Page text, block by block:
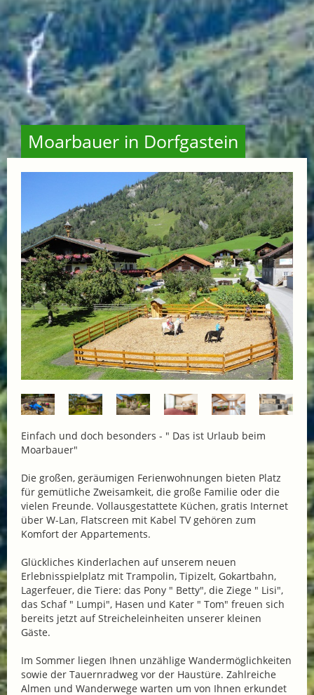
Moarbauer in Dorfgastein
Einfach und doch besonders - " Das ist Urlaub beim
Moarbauer"
Die großen, geräumigen Ferienwohnungen bieten Platz
für gemütliche Zweisamkeit, die große Familie oder die
vielen Freunde. Vollausgestattete Küchen, gratis Internet
über W-Lan, Flatscreen mit Kabel TV gehören zum
Komfort der Appartements.
Glückliches Kinderlachen auf unserem neuen
Erlebnisspielplatz mit Trampolin, Tipizelt, Gokartbahn,
Lagerfeuer, die Tiere: das Pony " Betty", die Ziege " Lisi",
das Schaf " Lumpi", Hasen und Kater " Tom" freuen sich
bereits jetzt auf Streicheleinheiten unserer kleinen
Gäste.
Im Sommer liegen Ihnen unzählige Wandermöglichkeiten
sowie der Tauernradweg vor der Haustüre. Zahlreiche
Almen und Wanderwege warten um von Ihnen erkundet